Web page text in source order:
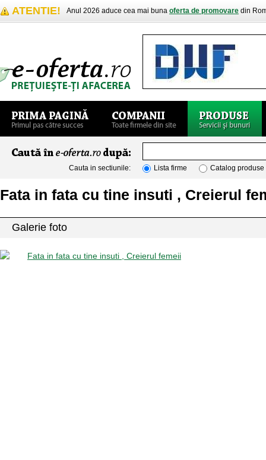
ATENTIE! Anul 2026 aduce cea mai buna oferta de promovare din
Cauta in sectiunile: Lista firme Catalog produse
Fata in fata cu tine insuti , Creierul
Galerie foto